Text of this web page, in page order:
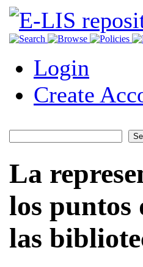
Login
Create
La
los puntos
las